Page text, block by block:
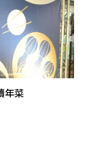
年菜